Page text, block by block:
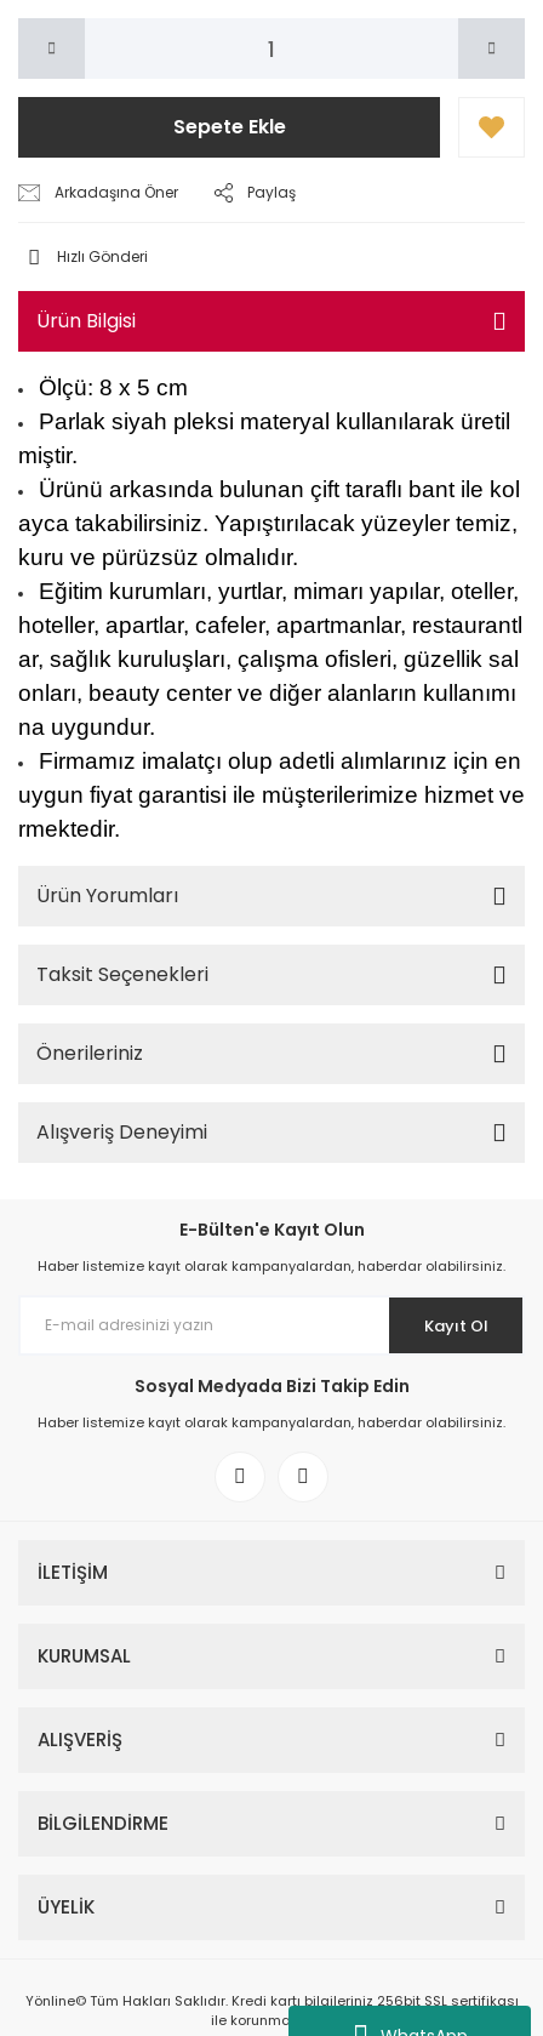
Sepete Ekle
Arkadaşına Öner Paylaş
Hızlı Gönderi
Ürün Bilgisi
Ölçü: 8 x 5 cm
Parlak siyah pleksi materyal kullanılarak üretil
miştir.
Ürünü arkasında bulunan çift taraflı bant ile kol
ayca takabilirsiniz. Yapıştırılacak yüzeyler temiz,
kuru ve pürüzsüz olmalıdır.
Eğitim kurumları, yurtlar, mimarı yapılar, oteller,
hoteller, apartlar, cafeler, apartmanlar, restaurantl
ar, sağlık kuruluşları, çalışma ofisleri, güzellik sal
onları, beauty center ve diğer alanların kullanımı
na uygundur.
Firmamız imalatçı olup adetli alımlarınız için en
uygun fiyat garantisi ile müşterilerimize hizmet ve
rmektedir.
Ürün Yorumları
Taksit Seçenekleri
Önerileriniz
Alışveriş Deneyimi
E-Bülten'e Kayıt Olun
Haber listemize kayıt olarak kampanyalardan, haberdar olabilirsiniz.
Kayıt Ol
Sosyal Medyada Bizi Takip Edin
Haber listemize kayıt olarak kampanyalardan, haberdar olabilirsiniz.
İLETİŞİM
KURUMSAL
ALIŞVERİŞ
BİLGİLENDİRME
ÜYELİK
Yönline© Tüm Hakları Saklıdır. Kredi kartı bilgileriniz 256bit SSL sertifikası
ile korunmaktadır.